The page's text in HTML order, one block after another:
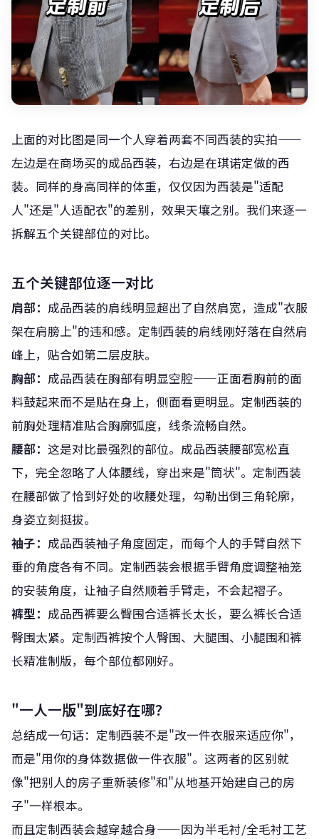
上面的对比图是同一个人穿着两套不同西装的实拍——
左边是在商场买的成品西装，右边是在琪诺定做的西
装。同样的身高同样的体重，仅仅因为西装是"适配
人"还是"人适配衣"的差别，效果天壤之别。我们来逐一
拆解五个关键部位的对比。
五个关键部位逐一对比
肩部： 成品西装的肩线明显超出了自然肩宽，造成"衣服
架在肩膀上"的违和感。定制西装的肩线刚好落在自然肩
峰上，贴合如第二层皮肤。
胸部： 成品西装在胸部有明显空腔——正面看胸前的面
料鼓起来而不是贴在身上，侧面看更明显。定制西装的
前胸处理精准贴合胸廓弧度，线条流畅自然。
腰部： 这是对比最强烈的部位。成品西装腰部宽松直
下，完全忽略了人体腰线，穿出来是"筒状"。定制西装
在腰部做了恰到好处的收腰处理，勾勒出倒三角轮廓，
身姿立刻挺拔。
袖子： 成品西装袖子角度固定，而每个人的手臂自然下
垂的角度各有不同。定制西装会根据手臂角度调整袖笼
的安装角度，让袖子自然顺着手臂走，不会起褶子。
裤型： 成品西裤要么臀围合适裤长太长，要么裤长合适
臀围太紧。定制西裤按个人臀围、大腿围、小腿围和裤
长精准制版，每个部位都刚好。
"一人一版"到底好在哪？
总结成一句话：定制西装不是"改一件衣服来适应你"，
而是"用你的身体数据做一件衣服"。这两者的区别就
像"把别人的房子重新装修"和"从地基开始建自己的房
子"一样根本。
而且定制西装会越穿越合身——因为半毛衬/全毛衬工艺